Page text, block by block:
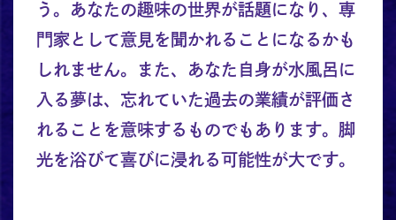
う。あなたの趣味の世界が話題になり、専
門家として意見を聞かれることになるかも
しれません。また、あなた自身が水風呂に
入る夢は、忘れていた過去の業績が評価さ
れることを意味するものでもあります。脚
光を浴びて喜びに浸れる可能性が大です。